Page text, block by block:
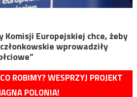
Komisji Europejskiej chce, żeby
wprowadziły
ROBIMY? WESPRZYJ PROJEKT
POLONIA!